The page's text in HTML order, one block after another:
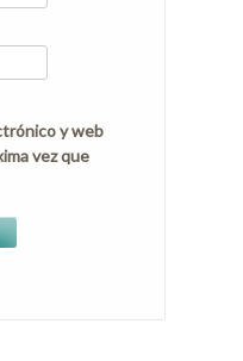
y web
vez que